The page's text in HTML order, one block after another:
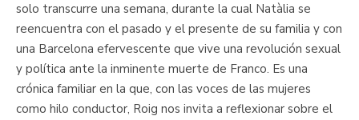
solo transcurre una semana, durante la cual Natàlia se
reencuentra con el pasado y el presente de su familia y con
una Barcelona efervescente que vive una revolución sexual
y política ante la inminente muerte de Franco. Es una
crónica familiar en la que, con las voces de las mujeres
como hilo conductor, Roig nos invita a reflexionar sobre el